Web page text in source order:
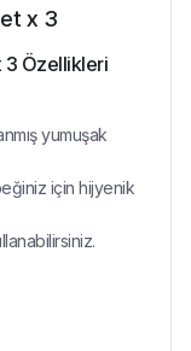
x 3
3 Özellikleri
yumuşak
için hijyenik